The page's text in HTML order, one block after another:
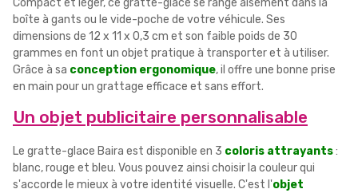
Compact et léger, ce gratte-glace se range aisément dans la
boîte à gants ou le vide-poche de votre véhicule. Ses
dimensions de 12 x 11 x 0,3 cm et son faible poids de 30
grammes en font un objet pratique à transporter et à utiliser.
Grâce à sa conception ergonomique, il offre une bonne prise
en main pour un grattage efficace et sans effort.
Un objet publicitaire personnalisable
Le gratte-glace Baira est disponible en 3 coloris attrayants:
blanc, rouge et bleu. Vous pouvez ainsi choisir la couleur qui
s'accorde le mieux à votre identité visuelle. C'est l'objet